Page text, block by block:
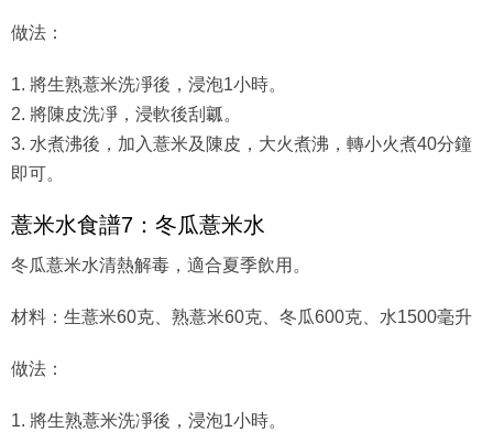
做法：
1. 將生熟薏米洗凈後，浸泡1小時。
2. 將陳皮洗凈，浸軟後刮瓤。
3. 水煮沸後，加入薏米及陳皮，大火煮沸，轉小火煮40分鐘
即可。
薏米水食譜7：冬瓜薏米水
冬瓜薏米水清熱解毒，適合夏季飲用。
材料：生薏米60克、熟薏米60克、冬瓜600克、水1500毫升
做法：
1. 將生熟薏米洗凈後，浸泡1小時。